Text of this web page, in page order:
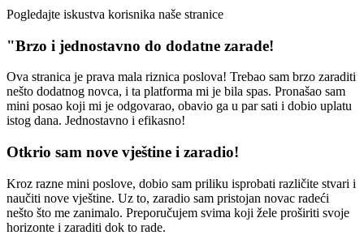
Pogledajte iskustva korisnika naše stranice
"Brzo i jednostavno do dodatne zarade!
Ova stranica je prava mala riznica poslova! Trebao sam brzo zaraditi
nešto dodatnog novca, i ta platforma mi je bila spas. Pronašao sam
mini posao koji mi je odgovarao, obavio ga u par sati i dobio uplatu
istog dana. Jednostavno i efikasno!
Otkrio sam nove vještine i zaradio!
Kroz razne mini poslove, dobio sam priliku isprobati različite stvari i
naučiti nove vještine. Uz to, zaradio sam pristojan novac radeći
nešto što me zanimalo. Preporučujem svima koji žele proširiti svoje
horizonte i zaraditi dok to rade.